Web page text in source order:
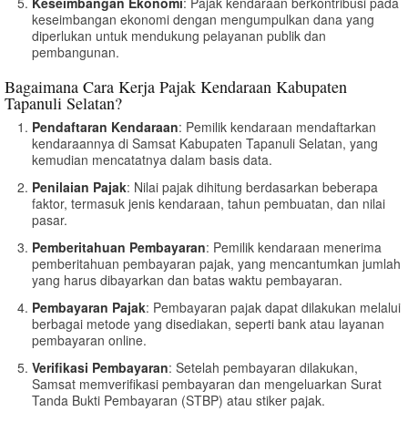
keseimbangan ekonomi dengan mengumpulkan dana yang
diperlukan untuk mendukung pelayanan publik dan
pembangunan.
Bagaimana Cara Kerja Pajak Kendaraan Kabupaten
Tapanuli Selatan?
Pendaftaran Kendaraan: Pemilik kendaraan mendaftarkan
kendaraannya di Samsat Kabupaten Tapanuli Selatan, yang
kemudian mencatatnya dalam basis data.
Penilaian Pajak: Nilai pajak dihitung berdasarkan beberapa
faktor, termasuk jenis kendaraan, tahun pembuatan, dan nilai
pasar.
Pemberitahuan Pembayaran: Pemilik kendaraan menerima
pemberitahuan pembayaran pajak, yang mencantumkan jumlah
yang harus dibayarkan dan batas waktu pembayaran.
Pembayaran Pajak: Pembayaran pajak dapat dilakukan melalui
berbagai metode yang disediakan, seperti bank atau layanan
pembayaran online.
Verifikasi Pembayaran: Setelah pembayaran dilakukan,
Samsat memverifikasi pembayaran dan mengeluarkan Surat
Tanda Bukti Pembayaran (STBP) atau stiker pajak.